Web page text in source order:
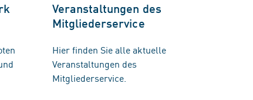
Veranstaltungen des
Mitgliederservice
Hier finden Sie alle aktuelle
Veranstaltungen des
Mitgliederservice.